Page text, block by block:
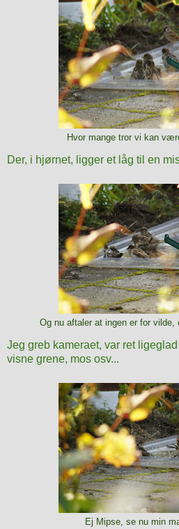
Hvor mange tror vi kan
Der, i hjørnet, ligger et låg til en
Og nu aftaler at ingen er for vilde,
Jeg greb kameraet, var ret
visne grene, mos osv...
Ej Mipse, se nu min